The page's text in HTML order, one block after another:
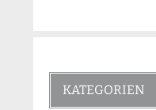
KATEGORIEN